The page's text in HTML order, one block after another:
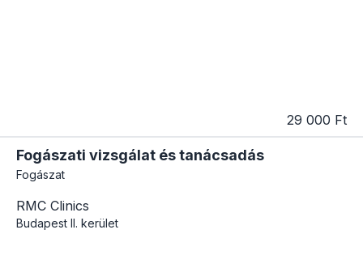
29 000 Ft
Fogászati vizsgálat és tanácsadás
Fogászat
RMC Clinics
Budapest II. kerület